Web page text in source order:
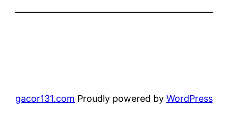
gacor131.com Proudly powered by WordPress